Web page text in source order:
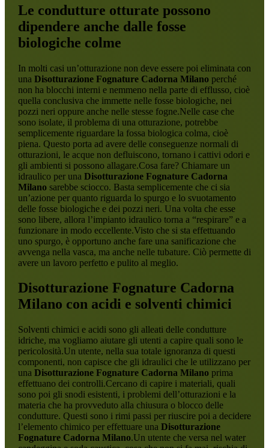
Le condutture otturate possono
dipendere anche dalle fosse
biologiche colme
In molti casi un’otturazione non deve essere poi eliminata con
una Disotturazione Fognature Cadorna Milanoperché
non ha blocchi interni e nemmeno nella parte di efflusso, cioè
quella conclusiva che immette nelle fosse biologiche, nei
pozzi neri oppure anche nelle stesse fogne.Nelle case che
sono isolate, il problema di una otturazione, potrebbe
semplicemente riguardare la fossa biologica colma, cioè
piena. Questo porta ad avere delle conseguenze normali di
otturazioni, le acque non defluiscono, tornano i cattivi odori e
gli ambienti si possono allagare.Cosa fare? Chiamare un
idraulico per una Disotturazione Fognature Cadorna
Milanosarebbe sciocco. Basta semplicemente che ci sia
un’azione per quanto riguarda lo spurgo e lo svuotamento
delle fosse biologiche e dei pozzi neri. Una volta che esse
sono libere, allora l’impianto idraulico torna a “respirare” e a
funzionare in modo eccellente.Visto che si sta effettuando
uno spurgo, è opportuno anche fare una sanificazione che
avvenga nella vasca, ma anche nelle tubature. Ciò permette di
avere un lavoro perfetto e pulito al meglio.
Disotturazione Fognature Cadorna
Milano con acidi e solventi chimici
Solventi chimici e acidi sono gli alleati delle condutture
idriche, ma vogliamo aiutare gli utenti a capire quali sono le
pericolosità.Un utente, nella sua totale ignoranza di questi
componenti, non capisce che gli idraulici che le utilizzano per
una Disotturazione Fognature Cadorna Milanoprima
effettuano dei controlli.Cercano di capire i materiali, quali
sono poi gli snodi esistenti, i problemi dell’otturazioni e la
materia che ha provveduto alla chiusura o blocco delle
condutture. Questi sono i rimi passi per riuscire poi a decidere
l’elemento chimico per effettuare una Disotturazione
Fognature Cadorna Milano.Un utente che versa nel water